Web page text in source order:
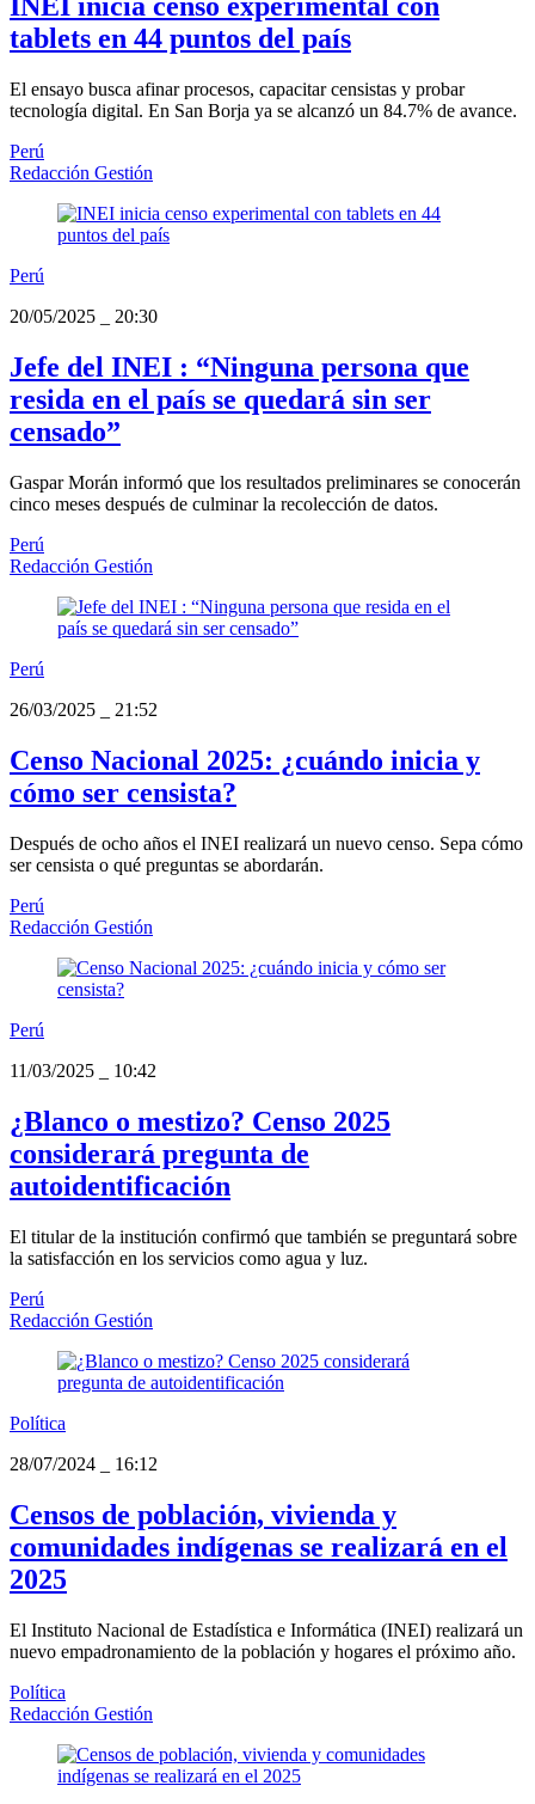
INEI inicia censo experimental con
tablets en 44 puntos del país
El ensayo busca afinar procesos, capacitar censistas y probar
tecnología digital. En San Borja ya se alcanzó un 84.7% de avance.
Perú
Redacción Gestión
Perú
20/05/2025
20:30
Jefe del INEI : “Ninguna persona que
resida en el país se quedará sin ser
censado”
Gaspar Morán informó que los resultados preliminares se conocerán
cinco meses después de culminar la recolección de datos.
Perú
Redacción Gestión
Perú
26/03/2025
21:52
Censo Nacional 2025: ¿cuándo inicia y
cómo ser censista?
Después de ocho años el INEI realizará un nuevo censo. Sepa cómo
ser censista o qué preguntas se abordarán.
Perú
Redacción Gestión
Perú
11/03/2025
10:42
¿Blanco o mestizo? Censo 2025
considerará pregunta de
autoidentificación
El titular de la institución confirmó que también se preguntará sobre
la satisfacción en los servicios como agua y luz.
Perú
Redacción Gestión
Política
28/07/2024
16:12
Censos de población, vivienda y
comunidades indígenas se realizará en el
2025
El Instituto Nacional de Estadística e Informática (INEI) realizará un
nuevo empadronamiento de la población y hogares el próximo año.
Política
Redacción Gestión